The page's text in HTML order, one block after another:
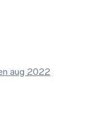
aug 2022